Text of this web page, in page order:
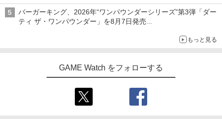
バーガーキング、2026年“ワンパウンダーシリーズ”第3弾「ダー
ティ ザ・ワンパウンダー」を8月7日発売
もっと見る
GAME Watch をフォローする